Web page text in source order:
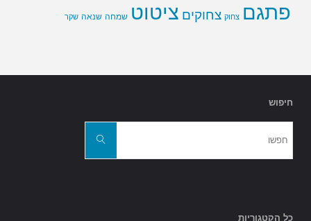
פתגם צחוק צחוקים ציטוט שמחה שנאה שקר
חיפוש
חפשו
כל הקטגוריות